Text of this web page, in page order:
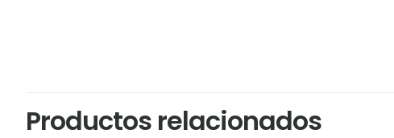
Productos relacionados